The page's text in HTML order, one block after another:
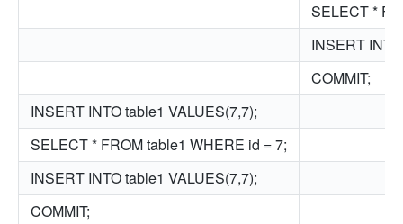
SELECT *
INSERT
COMMIT;
INSERT INTO table1 VALUES(7,7);
SELECT * FROM table1 WHERE id = 7;
INSERT INTO table1 VALUES(7,7);
COMMIT;